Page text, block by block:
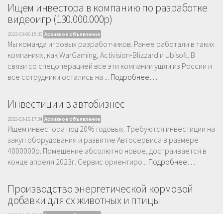
Ищем инвестора в компанию по разработке
видеоигр (130.000.000р)
2023-03-06 15:30 Архивное объявление
Мы команда игровых разработчиков. Ранее работали в таких
компаниях, как WarGaming, Activision-Blizzard и Ubisoft. В
связи со спецоперацией все эти компании ушли из России и
все сотрудники остались на ... Подробнее…
Инвестиции в автобизнес
2023-03-16 17:34 Архивное объявление
Ищем инвестора под 20% годовых. Требуются инвестиции на
закуп оборудования и развитие Автосервиса в размере
4000000р. Помещение абсолютно новое, достраивается в
конце апреля 2023г. Сервис ориентиро... Подробнее…
Производство энергетической кормовой
добавки для сх животных и птицы